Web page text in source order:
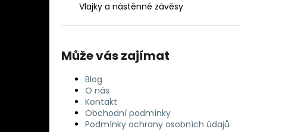
Vlajky a nástěnné závěsy
Může vás zajímat
Blog
O nás
Kontakt
Obchodní podmínky
Podmínky ochrany osobních údajů